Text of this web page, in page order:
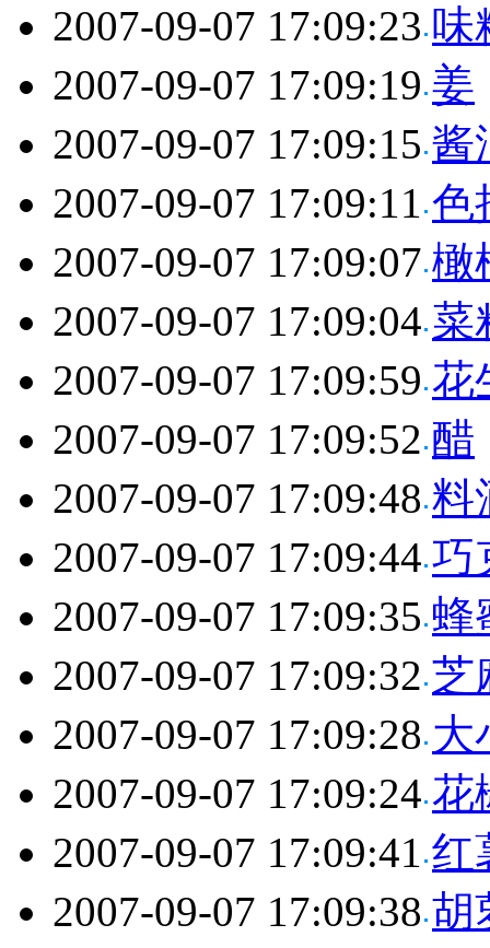
2007-09-07 17:09:23 味
2007-09-07 17:09:19 姜
2007-09-07 17:09:15 酱
2007-09-07 17:09:11 色
2007-09-07 17:09:07 橄
2007-09-07 17:09:04 菜
2007-09-07 17:09:59 花
2007-09-07 17:09:52 醋
2007-09-07 17:09:48 料
2007-09-07 17:09:44 巧
2007-09-07 17:09:35 蜂
2007-09-07 17:09:32 芝
2007-09-07 17:09:28 大
2007-09-07 17:09:24 花
2007-09-07 17:09:41 红
2007-09-07 17:09:38 胡